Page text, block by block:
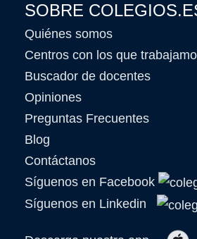
SOBRE
Quiénes somos
Centros con los que
Buscador de docentes
Opiniones
Preguntas Frecuentes
Blog
Contáctanos
Síguenos en Facebook
Síguenos en Linkedin